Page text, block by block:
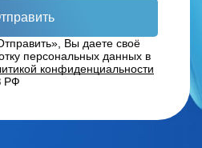
Вы даете своё
персональных данных в
конфиденциальности
РФ